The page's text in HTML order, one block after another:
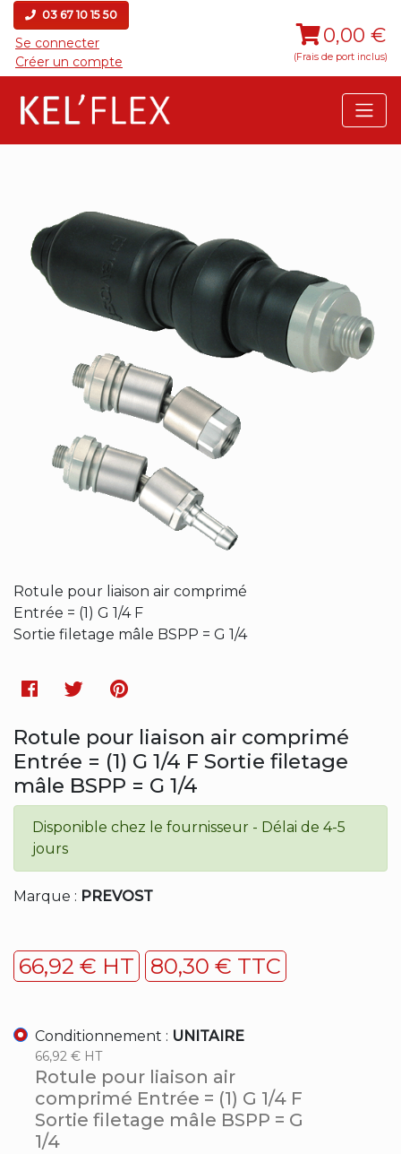
03 67 10 15 50
Se connecter
Créer un compte
0,00 €
(Frais de port inclus)
Rotule pour liaison air comprimé
Entrée = (1) G 1/4 F
Sortie filetage mâle BSPP = G 1/4
Facebook
TwitterPinterest
Rotule pour liaison air comprimé
Entrée = (1) G 1/4 F Sortie filetage
mâle BSPP = G 1/4
Disponible chez le fournisseur - Délai de 4-5
jours
Marque : PREVOST
66,92 € HT 80,30 € TTC
Conditionnement : UNITAIRE
66,92 € HT
Rotule pour liaison air
comprimé Entrée = (1) G 1/4 F
Sortie filetage mâle BSPP = G
1/4